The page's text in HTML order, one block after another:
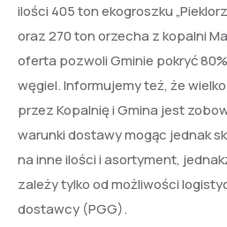
ilości 405 ton ekogroszku
oraz 270 ton orzecha z kopalni
oferta pozwoli Gminie pokryć
węgiel. Informujemy też, że
przez Kopalnię i Gmina jest
warunki dostawy mogąc jednak
na inne ilości i asortyment,
zależy tylko od możliwości
dostawcy (PGG).